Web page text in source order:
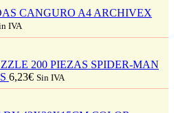
CANGURO A4 ARCHIVEX
IVA
SPIDER-MAN
6,23€ Sin IVA